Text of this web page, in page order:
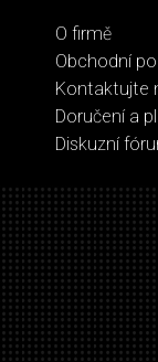
O firmě
Obchodní
Kontaktujte
Doručení a
Diskuzní